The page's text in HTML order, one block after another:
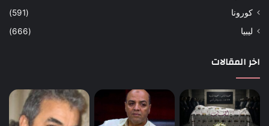
كورونا
(591)
ليبيا
(666)
اخر المقالات